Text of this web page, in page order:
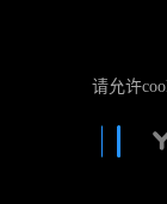
请允许